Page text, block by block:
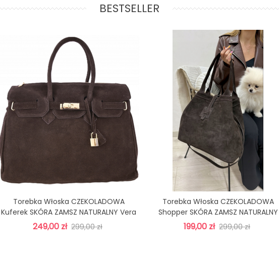
BESTSELLER
Dodaj Do Koszyka
Torebka Włoska CZEKOLADOWA
Kuferek SKÓRA ZAMSZ NATURALNY Vera
Pelle +pasek
249,00 zł 299,00 zł
Dodaj Do Koszyka
Torebka Włoska CZEKOLADOWA
Shopper SKÓRA ZAMSZ NATURALNY
Vera Pelle+pasek
199,00 zł 299,00 zł